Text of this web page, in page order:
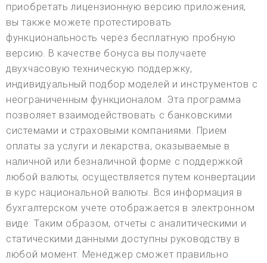
приобретать лицензионную версию приложения,
вы также можете протестировать
функциональность через бесплатную пробную
версию. В качестве бонуса вы получаете
двухчасовую техническую поддержку,
индивидуальный подбор моделей и инструментов с
неограниченным функционалом. Эта программа
позволяет взаимодействовать с банковскими
системами и страховыми компаниями. Прием
оплаты за услуги и лекарства, оказываемые в
наличной или безналичной форме с поддержкой
любой валюты, осуществляется путем конвертации
в курс национальной валюты. Вся информация в
бухгалтерском учете отображается в электронном
виде. Таким образом, отчеты с аналитическими и
статическими данными доступны руководству в
любой момент. Менеджер сможет правильно